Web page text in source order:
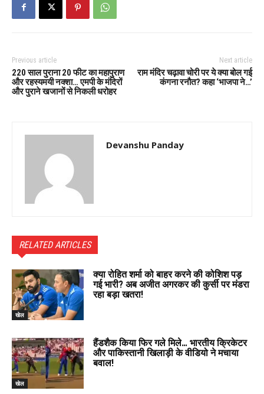
Previous article
220 साल पुराना 20 फीट का महापुराण
और रहस्यमयी नक्शा… एमपी के मंदिरों
और पुराने खजानों से निकली धरोहर
Next article
राम मंदिर चढ़ावा चोरी पर ये क्या बोल गई
कंगना रनौत? कहा ‘भाजपा ने…’
Devanshu Panday
RELATED ARTICLES
खेल
क्या रोहित शर्मा को बाहर करने की कोशिश पड़
गई भारी? अब अजीत अगरकर की कुर्सी पर मंडरा
रहा बड़ा खतरा!
खेल
हैंडशैक किया फिर गले मिले… भारतीय क्रिकेटर
और पाकिस्तानी खिलाड़ी के वीडियो ने मचाया
बवाल!